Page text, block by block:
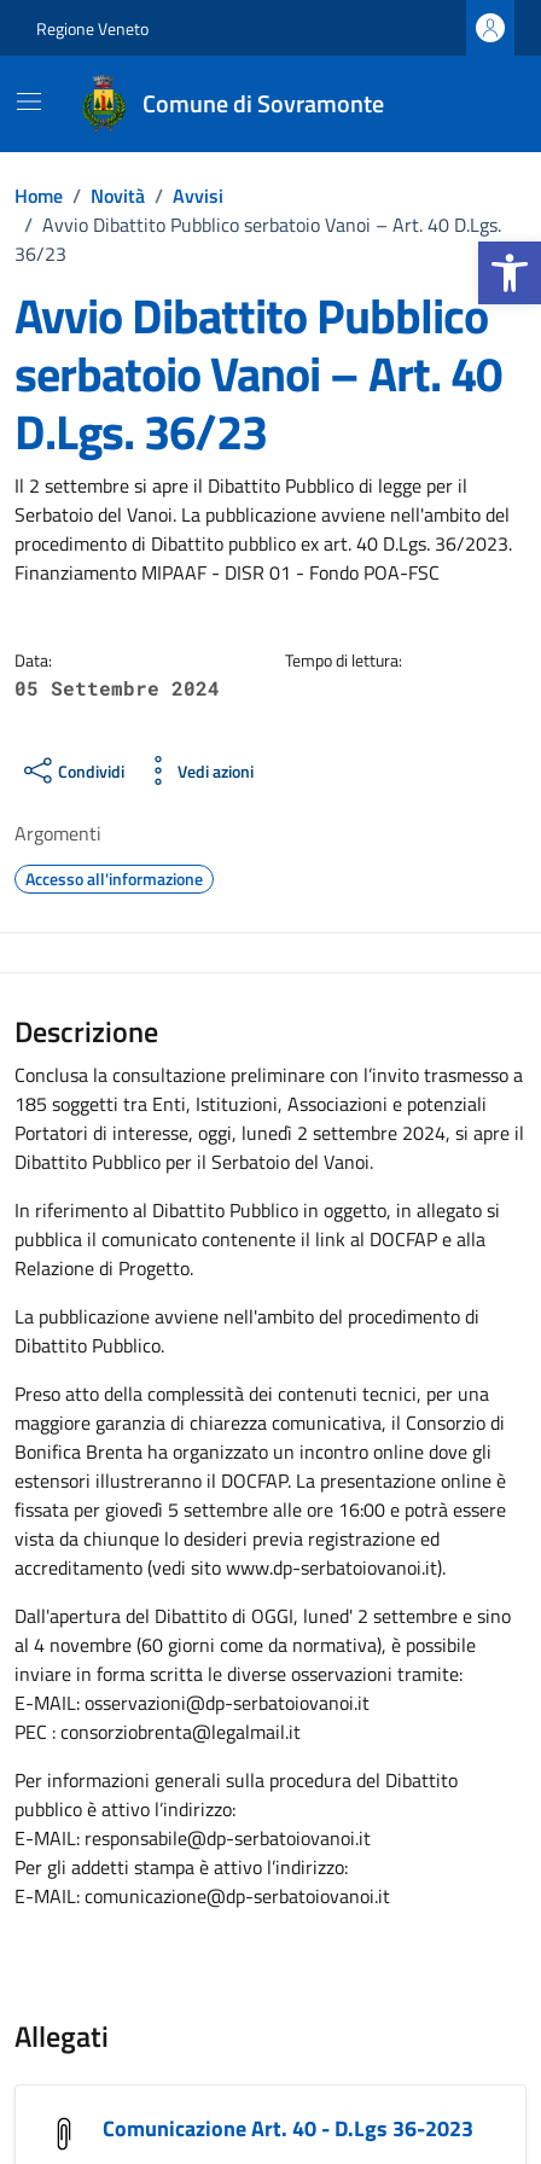
Apri la
Regione Veneto
Comune di Sovramonte
Home / Novità / Avvisi
/ Avvio Dibattito Pubblico serbatoio Vanoi – Art. 40 D.Lgs.
36/23
Avvio Dibattito Pubblico
serbatoio Vanoi – Art. 40
D.Lgs. 36/23
Dettagli della notizia
Il 2 settembre si apre il Dibattito Pubblico di legge per il
Serbatoio del Vanoi. La pubblicazione avviene nell'ambito del
procedimento di Dibattito pubblico ex art. 40 D.Lgs. 36/2023.
Finanziamento MIPAAF - DISR 01 - Fondo POA-FSC
Data:
05 Settembre 2024
Tempo di lettura:
Condividi Vedi azioni
Argomenti
Accesso all'informazione
Descrizione
Conclusa la consultazione preliminare con l’invito trasmesso a
185 soggetti tra Enti, Istituzioni, Associazioni e potenziali
Portatori di interesse, oggi, lunedì 2 settembre 2024, si apre il
Dibattito Pubblico per il Serbatoio del Vanoi.
In riferimento al Dibattito Pubblico in oggetto, in allegato si
pubblica il comunicato contenente il link al DOCFAP e alla
Relazione di Progetto.
La pubblicazione avviene nell'ambito del procedimento di
Dibattito Pubblico.
Preso atto della complessità dei contenuti tecnici, per una
maggiore garanzia di chiarezza comunicativa, il Consorzio di
Bonifica Brenta ha organizzato un incontro online dove gli
estensori illustreranno il DOCFAP. La presentazione online è
fissata per giovedì 5 settembre alle ore 16:00 e potrà essere
vista da chiunque lo desideri previa registrazione ed
accreditamento (vedi sito www.dp-serbatoiovanoi.it).
Dall'apertura del Dibattito di OGGI, luned' 2 settembre e sino
al 4 novembre (60 giorni come da normativa), è possibile
inviare in forma scritta le diverse osservazioni tramite:
E-MAIL: osservazioni@dp-serbatoiovanoi.it
PEC : consorziobrenta@legalmail.it
Per informazioni generali sulla procedura del Dibattito
pubblico è attivo l’indirizzo:
E-MAIL: responsabile@dp-serbatoiovanoi.it
Per gli addetti stampa è attivo l’indirizzo:
E-MAIL: comunicazione@dp-serbatoiovanoi.it
Allegati
Comunicazione Art. 40 - D.Lgs 36-2023